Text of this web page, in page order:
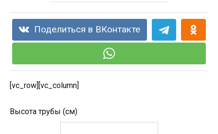
Поделиться в ВКонтакте
[vc_row][vc_column]
Высота трубы (см)